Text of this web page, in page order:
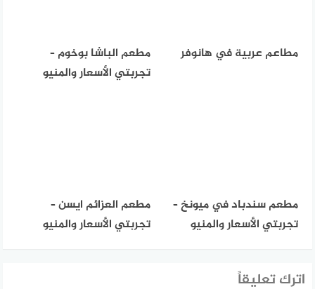
مطاعم عربية في هانوفر
مطعم الباشا بوخوم –
تجربتي الأسعار والمنيو
مطعم سندباد في ميونخ –
تجربتي الأسعار والمنيو
مطعم العزائم ايسن –
تجربتي الأسعار والمنيو
اترك تعليقاً